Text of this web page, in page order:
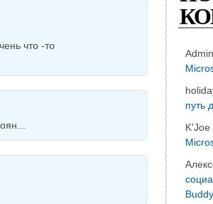
что -то
Admin
путь
K'Joe